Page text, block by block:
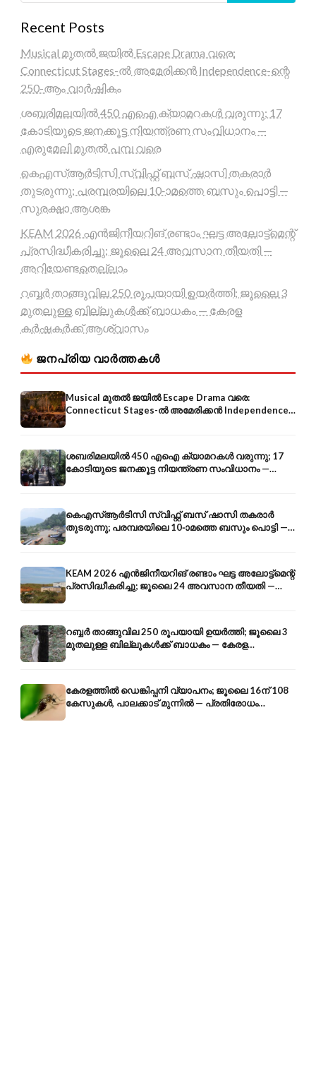
Recent Posts
Musical മുതൽ ജയിൽ Escape Drama വരെ:
Connecticut Stages-ൽ അമേരിക്കൻ Independence-ന്റെ
250-ആം വാർഷികം
ശബരിമലയിൽ 450 എഐ ക്യാമറകൾ വരുന്നു; 17
കോടിയുടെ ജനക്കൂട്ട നിയന്ത്രണ സംവിധാനം —
എരുമേലി മുതൽ പമ്പ വരെ
കെഎസ്ആർടിസി സ്വിഫ്റ്റ് ബസ് ഷാസി തകരാർ
തുടരുന്നു; പരമ്പരയിലെ 10-ാമത്തെ ബസും പൊട്ടി —
സുരക്ഷാ ആശങ്ക
KEAM 2026 എൻജിനീയറിങ് രണ്ടാം ഘട്ട അലോട്ട്മെന്റ്
പ്രസിദ്ധീകരിച്ചു; ജൂലൈ 24 അവസാന തീയതി —
അറിയേണ്ടതെല്ലാം
റബ്ബർ താങ്ങുവില 250 രൂപയായി ഉയർത്തി; ജൂലൈ 3
മുതലുള്ള ബില്ലുകൾക്ക് ബാധകം — കേരള
കർഷകർക്ക് ആശ്വാസം
ജനപ്രിയ വാർത്തകൾ
Musical മുതൽ ജയിൽ Escape Drama വരെ:
Connecticut Stages-ൽ അമേരിക്കൻ Independence-
ന്റെ 250-ആം വാർഷികം
ശബരിമലയിൽ 450 എഐ ക്യാമറകൾ വരുന്നു; 17
കോടിയുടെ ജനക്കൂട്ട നിയന്ത്രണ സംവിധാനം —
എരുമേലി മുതൽ പമ്പ വരെ
കെഎസ്ആർടിസി സ്വിഫ്റ്റ് ബസ് ഷാസി തകരാർ
തുടരുന്നു; പരമ്പരയിലെ 10-ാമത്തെ ബസും പൊട്ടി —
സുരക്ഷാ ആശങ്ക
KEAM 2026 എൻജിനീയറിങ് രണ്ടാം ഘട്ട അലോട്ട്മെന്റ്
പ്രസിദ്ധീകരിച്ചു; ജൂലൈ 24 അവസാന തീയതി —
അറിയേണ്ടതെല്ലാം
റബ്ബർ താങ്ങുവില 250 രൂപയായി ഉയർത്തി; ജൂലൈ 3
മുതലുള്ള ബില്ലുകൾക്ക് ബാധകം — കേരള
കർഷകർക്ക് ആശ്വാസം
കേരളത്തിൽ ഡെങ്കിപ്പനി വ്യാപനം; ജൂലൈ 16ന് 108
കേസുകൾ, പാലക്കാട് മുന്നിൽ — പ്രതിരോധം
എങ്ങനെ?